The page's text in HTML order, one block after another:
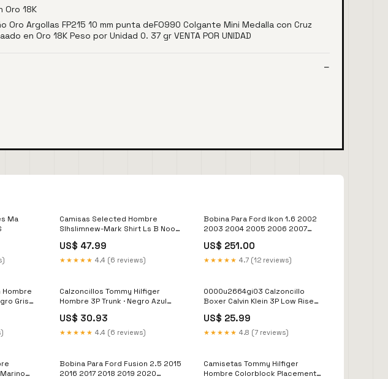
Oro 18K
Argollas FP215 10 mm punta deFO990 Colgante Mini Medalla con Cruz
en Oro 18K Peso por Unidad 0. 37 gr VENTA POR UNIDAD
Ma
Camisas Selected Hombre
Slhslimnew-Mark Shirt Ls B Noos
US$ 47.99
★★★★★ 4.4 (6 reviews)
Bobina Para Ford Ikon 1.6 2002
2003 2004 2005 2006 2007
US$ 251.00
★★★★★ 4.7 (12 reviews)
Hombre
Gris
Calzoncillos Tommy Hilfiger
Hombre 3P Trunk · Negro Azul
US$ 30.93
★★★★★ 4.4 (6 reviews)
0000u2664gi03 Calzoncillo
Boxer Calvin Klein 3P Low Rise
Talla:XL
US$ 25.99
★★★★★ 4.8 (7 reviews)
Bobina Para Ford Fusion 2.5 2015
2016 2017 2018 2019 2020
Camisetas Tommy Hilfiger
Hombre Colorblock Placement